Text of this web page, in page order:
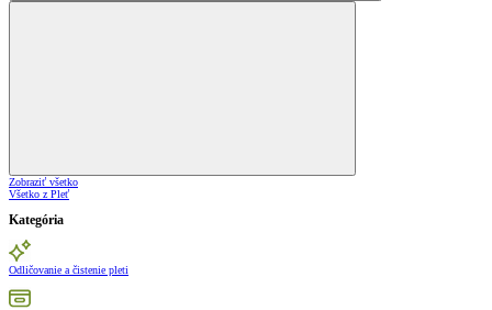
Zobraziť všetko
Všetko z Pleť
Kategória
Odličovanie a čistenie pleti